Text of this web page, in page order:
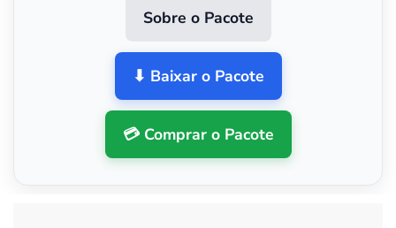
Sobre o Pacote
⬇ Baixar o Pacote
💳 Comprar o Pacote